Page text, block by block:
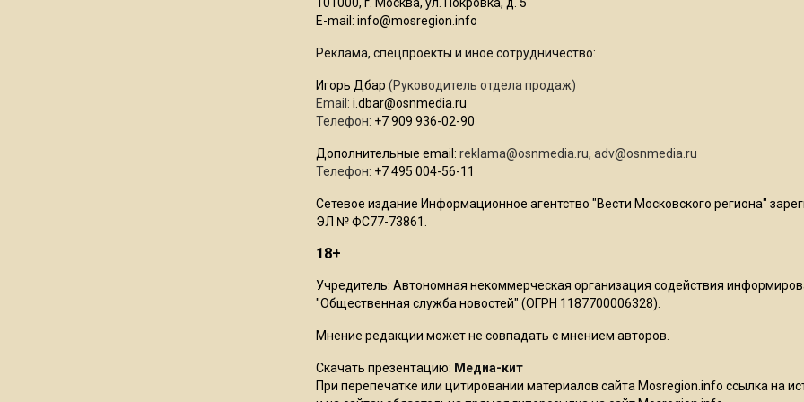
E-mail: info@mosregion.info
Реклама, спецпроекты и иное сотрудничество:
Игорь Дбар (Руководитель отдела продаж)
Email: i.dbar@osnmedia.ru
Телефон: +7 909 936-02-90
Дополнительные email: reklama@osnmedia.ru, adv@osnmedia.ru
Телефон: +7 495 004-56-11
Сетевое издание Информационное агентство "Вести Московского региона"
ЭЛ № ФС77-73861.
18+
Учредитель: Автономная некоммерческая организация содействия
"Общественная служба новостей" (ОГРН 1187700006328).
Мнение редакции может не совпадать с мнением авторов.
Скачать презентацию: Медиа-кит
При перепечатке или цитировании материалов сайта Mosregion.info ссылка на